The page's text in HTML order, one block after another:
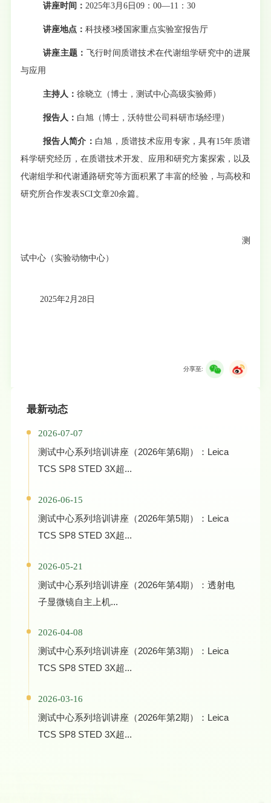
讲座时间： 2025年3月6日09：00—11：30
讲座地点：科技楼3楼国家重点实验室报告厅
讲座主题 ： 飞行时间质谱技术在代谢组学研究中 的进展
与应用
主持人：徐晓立（博士，测试中心高级实验师）
报告 人： 白旭（博士，沃特世公司科研市场经理 ）
报告人简介 ： 白旭，质谱技术应用专家，具有15年 质谱
科学研究经历 ，在质谱技术开发、应用和研究方案探索， 以及
代谢组学和代谢通路研究等方面积累了丰富的经验，与高校和
研究所合作发表SCI文章20余篇。
测
试中心 （ 实验动物中心）
2025年2月28日
分享至:
最新动态
2026-07-07
测试中心系列培训讲座（2026年第6期）：Leica
TCS SP8 STED 3X超...
2026-06-15
测试中心系列培训讲座（2026年第5期）：Leica
TCS SP8 STED 3X超...
2026-05-21
测试中心系列培训讲座（2026年第4期）：透射电
子显微镜自主上机...
2026-04-08
测试中心系列培训讲座（2026年第3期）：Leica
TCS SP8 STED 3X超...
2026-03-16
测试中心系列培训讲座（2026年第2期）：Leica
TCS SP8 STED 3X超...